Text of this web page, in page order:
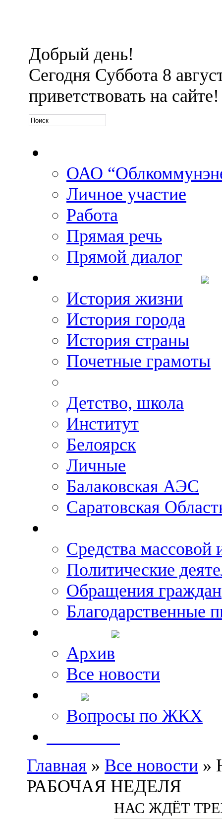
Добрый день!
Сегодня Суббота 8
приветствовать на сайте!
ОАО
Личное участие
Работа
Прямая речь
Прямой диалог
История жизни
История города
История страны
Почетные грамоты
Детство, школа
Институт
Белоярск
Личные
Балаковская АЭС
Саратовская
Средства
Политические
Обращения граждан
Благодарственные
Архив
Все новости
Вопросы по ЖКХ
Главная » Все новости »
РАБОЧАЯ НЕДЕЛЯ
НАС ЖДЁТ